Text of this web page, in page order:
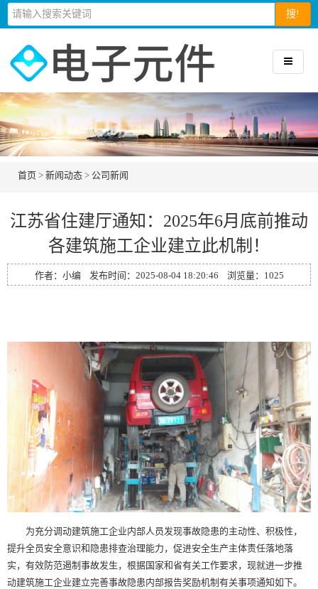
搜!
首页 > 新闻动态 > 公司新闻
江苏省住建厅通知：2025年6月底前推动
各建筑施工企业建立此机制！
作者：小编 发布时间：2025-08-04 18:20:46 浏览量： 1025
为充分调动建筑施工企业内部人员发现事故隐患的主动性、积极性，
提升全员安全意识和隐患排查治理能力，促进安全生产主体责任落地落
实，有效防范遏制事故发生，根据国家和省有关工作要求，现就进一步推
动建筑施工企业建立完善事故隐患内部报告奖励机制有关事项通知如下。